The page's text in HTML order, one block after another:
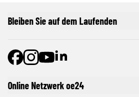
Online Netzwerk oe24
Bleiben Sie auf dem Laufenden